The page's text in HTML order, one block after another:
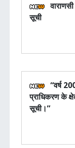
सूची
“वर्ष
प्राधिकरण के
सूची।”